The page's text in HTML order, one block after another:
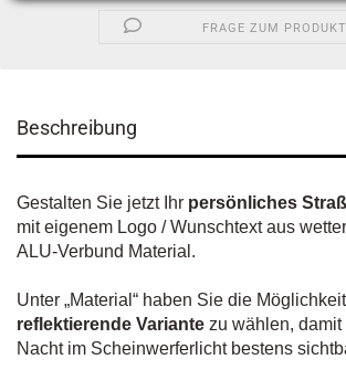
FRAGE ZUM PRODUKT
Beschreibung
Gestalten Sie jetzt Ihr persönliches
mit eigenem Logo / Wunschtext aus
ALU-Verbund Material.
Unter „Material“ haben Sie die
reflektierende Variante zu wählen,
Nacht im Scheinwerferlicht bestens